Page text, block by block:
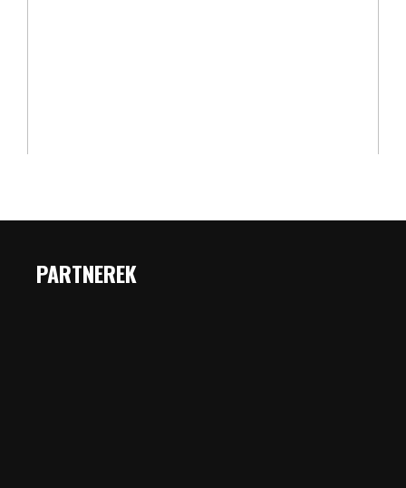
PARTNEREK